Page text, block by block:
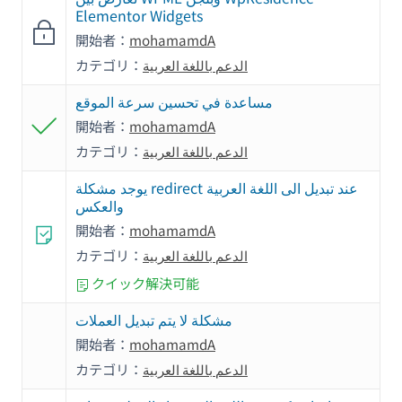
Elementor Widgets
開始者： mohamamdA
カテゴリ： الدعم باللغة العربية
مساعدة في تحسين سرعة الموقع
開始者： mohamamdA
カテゴリ： الدعم باللغة العربية
يوجد مشكلة redirect عند تبديل الى اللغة العربية
والعكس
開始者： mohamamdA
カテゴリ： الدعم باللغة العربية
クイック解決可能
مشكلة لا يتم تبديل العملات
開始者： mohamamdA
カテゴリ： الدعم باللغة العربية